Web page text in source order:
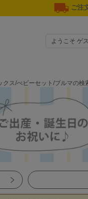
ご注
ようこそ ゲ
ス/べビーセット/ブルマの検